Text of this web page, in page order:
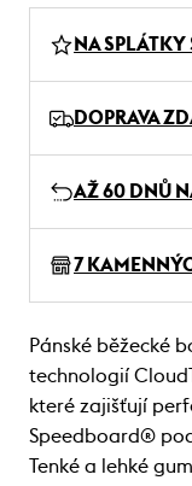
NA SPLÁTKY
DOPRAVA
AŽ 60 DNŮ
7
Pánské běžecké
technologií
které zajišťují
Speedboard®
Tenké a lehké